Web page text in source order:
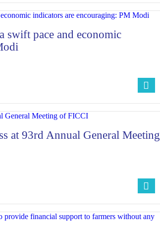
swift pace and economic
at 93rd Annual General Meeting